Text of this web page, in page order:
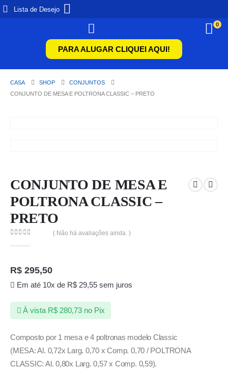
Lista de Desejo
0
PARA ALUGAR CLIQUEI AQUI!
CASA SHOP
CONJUNTOS
CONJUNTO DE MESA E POLTRONA CLASSIC – PRETO
CONJUNTO DE MESA E
POLTRONA CLASSIC –
PRETO
( Não há avaliações ainda. )
R$ 295,50
Em até 10x de R$29,55sem juros
À vista R$ 280,73 no Pix
Composto por 1 mesa e 4 poltronas modelo Classic
(MESA: Al. 0,72x Larg. 0,70 x Comp. 0,70 / POLTRONA
CLASSIC: Al. 0,80x Larg. 0,57 x Comp. 0,59).